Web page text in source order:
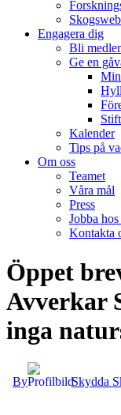
Engagera dig
Bli
Ge en
Kalender
Tips på
Om oss
Teamet
Våra mål​
Press
Jobba hos
Kontakta
Öppet
Avverkar
inga
By Skydda